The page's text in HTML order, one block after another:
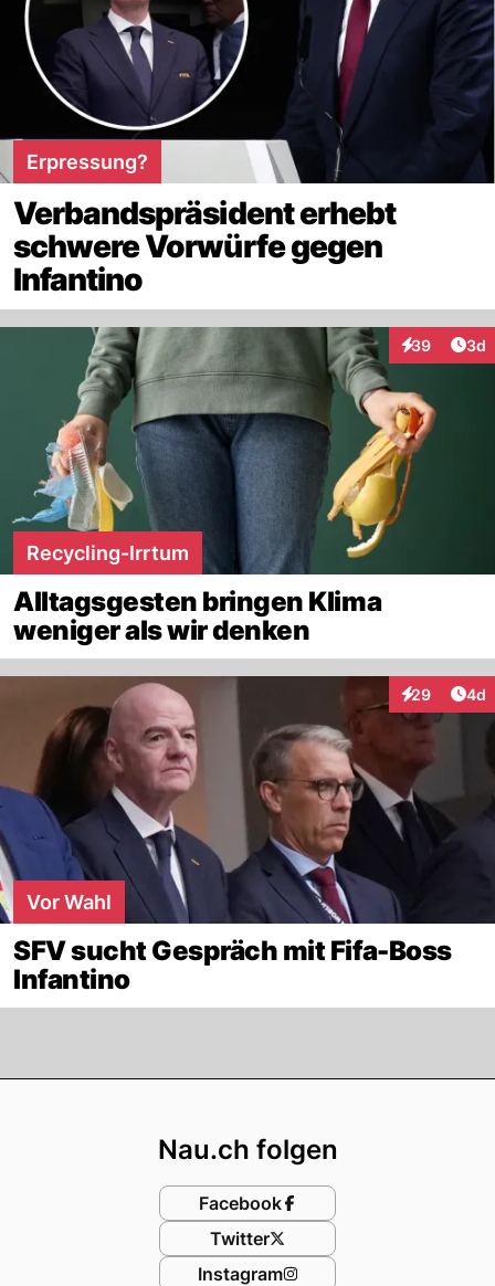
Erpressung?
Verbandspräsident erhebt
schwere Vorwürfe gegen
Infantino
39
Interaktionen
3d
Recycling-Irrtum
Alltagsgesten bringen Klima
weniger als wir denken
29
Interaktionen
4d
Vor Wahl
SFV sucht Gespräch mit Fifa-Boss
Infantino
Nau.ch folgen
Facebook
Twitter
Instagram